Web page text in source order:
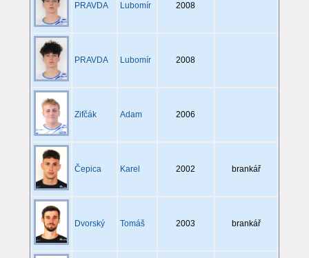
PRAVDA Lubomír 2008
PRAVDA Lubomír 2008
Zifčák Adam 2006
Čepica Karel 2002 brankář
Dvorský Tomáš 2003 brankář